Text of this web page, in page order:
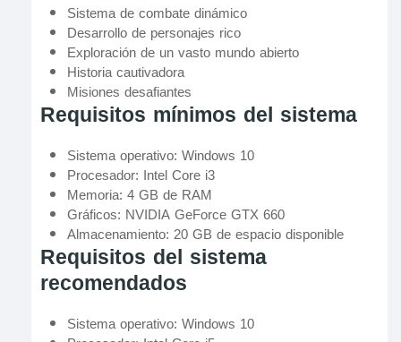
Sistema de combate dinámico
Desarrollo de personajes rico
Exploración de un vasto mundo abierto
Historia cautivadora
Misiones desafiantes
Requisitos mínimos del sistema
Sistema operativo: Windows 10
Procesador: Intel Core i3
Memoria: 4 GB de RAM
Gráficos: NVIDIA GeForce GTX 660
Almacenamiento: 20 GB de espacio disponible
Requisitos del sistema
recomendados
Sistema operativo: Windows 10